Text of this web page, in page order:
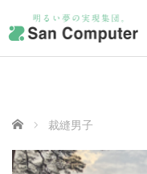
ホーム 裁縫男子